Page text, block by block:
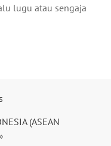
lugu atau sengaja
(ASEAN
»